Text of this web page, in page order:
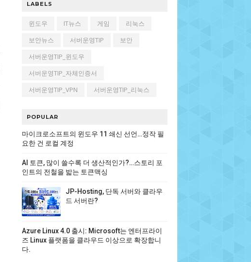
LABELS
윈도우 IT뉴스 게임
리눅스
보안뉴스
서버운영TIP
보안
서버운영TIP_윈도우
서버운영TIP_자체인증서
서버운영TIP_VPN
서버운영TIP_리눅스
POPULAR
마이크로소프트의 윈도우 11 쇄신 선언…정작 필
요한 건 로컬 계정
AI 토큰, 많이 쓸수록 더 생산적인가?…스토리 포
인트의 전철을 밟는 토큰맥싱
JP-Hosting, 단독 서버와 클라우
드 서버란?
Azure Linux 4.0 출시: Microsoft는 엔터프라이
즈 Linux 플랫폼을 클라우드 이상으로 확장합니
다.